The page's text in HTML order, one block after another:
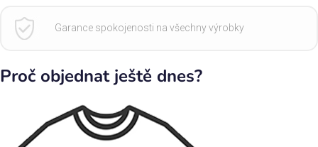
Garance spokojenosti na všechny výrobky
Proč objednat ještě dnes?